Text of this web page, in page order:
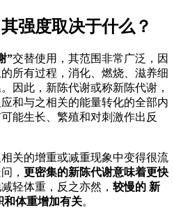
强度取决于什么？
”交替使用，其范围非常广泛，因
所有过程，消化、燃烧、滋养细
因此，新陈代谢或称新陈代谢，
和与之相关的能量转化的全部内
能生长、繁殖和对刺激作出反
关的增重或减重现象中变得很流
， 更密集的新陈代谢意味着更快
轻体重，反之亦然， 较慢的 新
和体重增加有关。